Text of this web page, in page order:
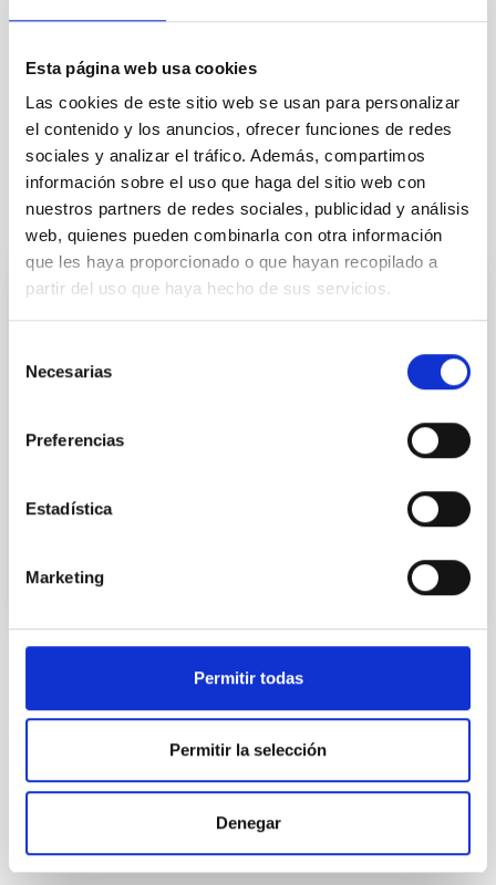
Esta página web usa cookies
Las cookies de este sitio web se usan para personalizar
el contenido y los anuncios, ofrecer funciones de redes
sociales y analizar el tráfico. Además, compartimos
información sobre el uso que haga del sitio web con
nuestros partners de redes sociales, publicidad y análisis
web, quienes pueden combinarla con otra información
que les haya proporcionado o que hayan recopilado a
partir del uso que haya hecho de sus servicios.
Necesarias
Preferencias
Estadística
Marketing
Permitir todas
Permitir la selección
Denegar
ORIEL MIKE
Medios técnicos relacionados
Laboratorio de Óptica
realización de todo tipo de medidas ópticas, alineado
e integración de instrumentos, test de prototipos y
en general.
Roberto
ÓPTICO
TIPO DE EQUIPAMIENTO